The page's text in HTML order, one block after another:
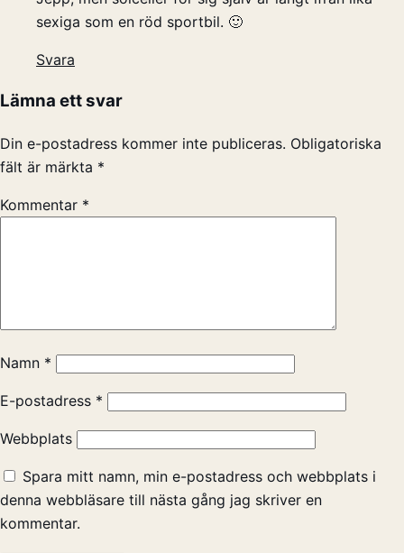
sexiga som en röd sportbil. 🙂
Svara
Lämna ett svar
Din e-postadress kommer inte publiceras. Obligatoriska
fält är märkta *
Kommentar *
Namn *
E-postadress *
Webbplats
Spara mitt namn, min e-postadress och webbplats i
denna webbläsare till nästa gång jag skriver en
kommentar.